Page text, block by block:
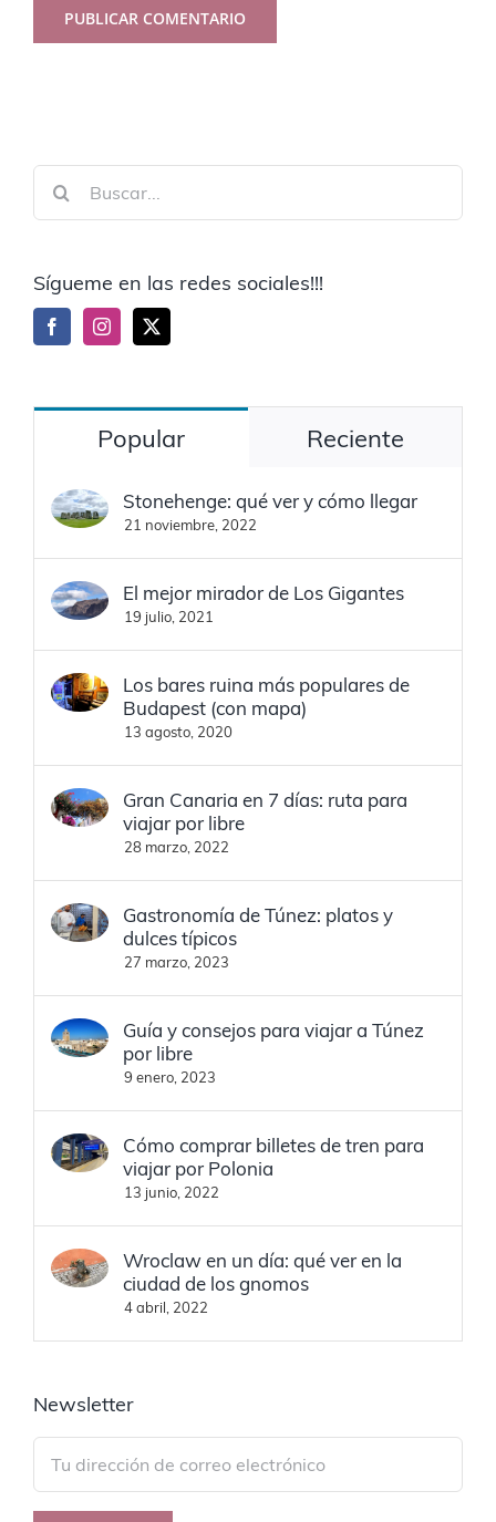
Sígueme en las redes sociales!!!
Popular Reciente
Stonehenge: qué ver y cómo llegar
21 noviembre, 2022
El mejor mirador de Los Gigantes
19 julio, 2021
Los bares ruina más populares de
Budapest (con mapa)
13 agosto, 2020
Gran Canaria en 7 días: ruta para
viajar por libre
28 marzo, 2022
Gastronomía de Túnez: platos y
dulces típicos
27 marzo, 2023
Guía y consejos para viajar a Túnez
por libre
9 enero, 2023
Cómo comprar billetes de tren para
viajar por Polonia
13 junio, 2022
Wroclaw en un día: qué ver en la
ciudad de los gnomos
4 abril, 2022
Newsletter